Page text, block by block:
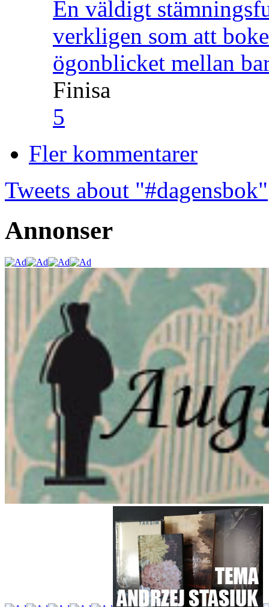
En väldigt
verkligen som att
ögonblicket mellan
Finisa
5
Fler kommentarer
Tweets about "#dagensbok"
Annonser